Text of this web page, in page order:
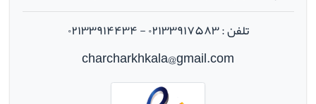
تلفن : ۰۲۱۳۳۹۱۷۵۸۳ - ۰۲۱۳۳۹۱۴۴۳۴
charcharkhkala@gmail.com